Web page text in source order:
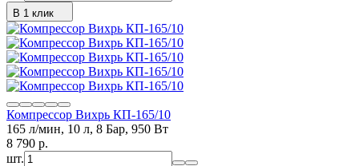
В 1 клик
Компрессор Вихрь КП-165/10
165 л/мин, 10 л, 8 Бар, 950 Вт
8 790 p.
шт.